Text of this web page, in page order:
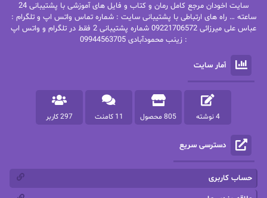
پاتریشیا ویلسون پرتو فرهمند
پرستو اسحقی
پرستو مهاجر
پرهام رسولی
پروانه قدیمی پروانه محمدی
پریسا شکور(طوفان خاموش)
سایت اخودان مرجع کامل رمان و کتاب و فایل های آموزشی با پشتیبانی 24
ساعته … راه های ارتباطی با پشتیبانی سایت : شماره تماس واتس اپ و تلگرام :
عباس علی میرزائی 09221706572 شماره پشتیبانی 2 فقط در تلگرام و واتس اپ
: زینب محمودآبادی 09944563705
آمار سایت
4 نوشته 805 محصول 11 کامنت 297 کاربر
دسترسی سریع
حساب کاربری